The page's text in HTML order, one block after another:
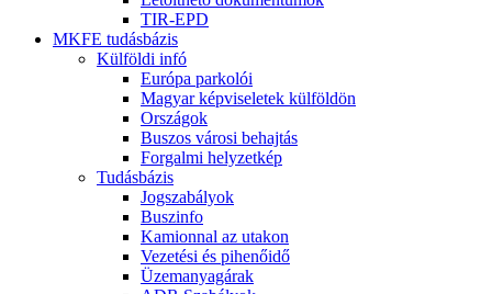
TIR-EPD
MKFE tudásbázis
Külföldi infó
Európa parkolói
Magyar képviseletek külföldön
Országok
Buszos városi behajtás
Forgalmi helyzetkép
Tudásbázis
Jogszabályok
Buszinfo
Kamionnal az utakon
Vezetési és pihenőidő
Üzemanyagárak